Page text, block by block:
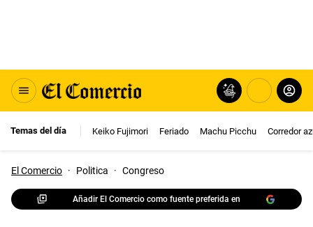
Temas del día Keiko Fujimori Feriado Machu Picchu Corredor
El Comercio · Politica · Congreso
Añadir El Comercio como fuente preferida en